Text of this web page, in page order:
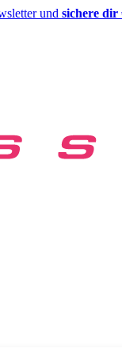
und sichere dir